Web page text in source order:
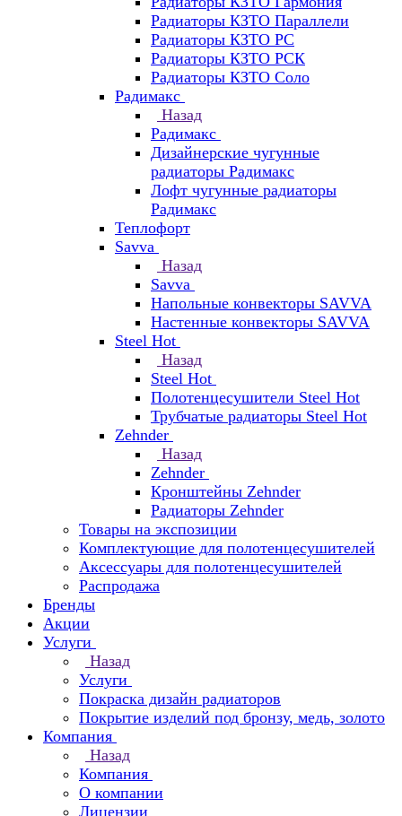
Радиаторы КЗТО Параллели
Радиаторы КЗТО РС
Радиаторы КЗТО РСК
Радиаторы КЗТО Соло
Радимакс
Назад
Радимакс
Дизайнерские чугунные
радиаторы Радимакс
Лофт чугунные радиаторы
Радимакс
Теплофорт
Savva
Назад
Savva
Напольные конвекторы SAVVA
Настенные конвекторы SAVVA
Steel Hot
Назад
Steel Hot
Полотенцесушители Steel Hot
Трубчатые радиаторы Steel Hot
Zehnder
Назад
Zehnder
Кронштейны Zehnder
Радиаторы Zehnder
Товары на экспозиции
Комплектующие для полотенцесушителей
Аксессуары для полотенцесушителей
Распродажа
Бренды
Акции
Услуги
Назад
Услуги
Покраска дизайн радиаторов
Покрытие изделий под бронзу, медь, золото
Компания
Назад
Компания
О компании
Лицензии